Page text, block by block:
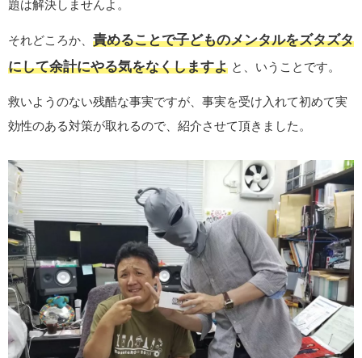
題は解決しませんよ。
それどころか、 責めることで子どものメンタルをズタズタ
にして余計にやる気をなくしますよ と、いうことです。
救いようのない残酷な事実ですが、事実を受け入れて初めて実
効性のある対策が取れるので、紹介させて頂きました。